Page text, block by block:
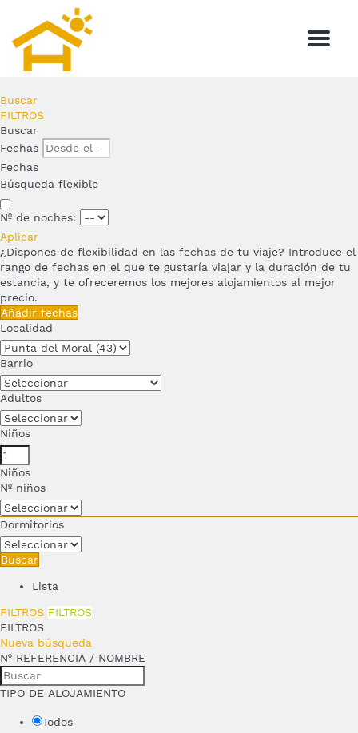
Menu
Buscar
FILTROS
Buscar
Fechas
Fechas
Búsqueda flexible
Nº de noches:
Aplicar
¿Dispones de flexibilidad en las fechas de tu viaje? Introduce el
rango de fechas en el que te gustaría viajar y la duración de tu
estancia, y te ofreceremos los mejores alojamientos al mejor
precio.
Añadir fechas
Localidad
Barrio
Adultos
Niños
Niños
Nº niños
Dormitorios
Buscar
Lista
FILTROS FILTROS
FILTROS
Nueva búsqueda
Nº REFERENCIA / NOMBRE
TIPO DE ALOJAMIENTO
Todos